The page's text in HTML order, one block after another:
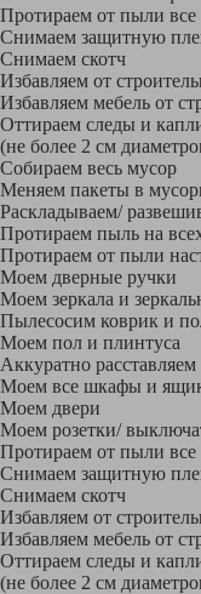
Протираем от пыли
Снимаем защитную
Снимаем скотч
Избавляем от
Избавляем мебель от
Оттираем следы и
(не более 2 см
Собираем весь мусор
Меняем пакеты в
Раскладываем/
Протираем пыль на
Протираем от пыли
Моем дверные ручки
Моем зеркала и
Пылесосим коврик и
Моем пол и плинтуса
Аккуратно расставляем
Моем все шкафы и
Моем двери
Моем розетки/
Протираем от пыли
Снимаем защитную
Снимаем скотч
Избавляем от
Избавляем мебель от
Оттираем следы и
(не более 2 см